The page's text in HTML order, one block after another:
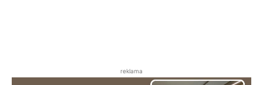
reklama